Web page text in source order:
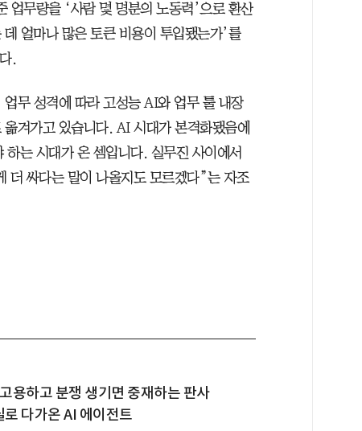
업무량을 ‘사람 몇 명분의 노동력’으로 환산
얼마나 많은 토큰 비용이 투입됐는가’를
.
무 성격에 따라 고성능 AI와 업무 툴 내장
겨가고 있습니다. AI 시대가 본격화됐음에
는 시대가 온 셈입니다. 실무진 사이에서
더 싸다는 말이 나올지도 모르겠다”는 자조
용하고 분쟁 생기면 중재하는 판사
다가온 AI 에이전트